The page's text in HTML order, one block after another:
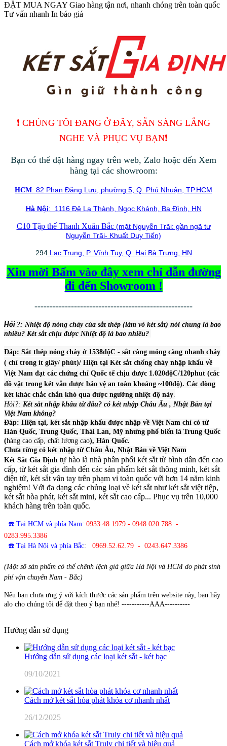
ĐẶT MUA NGAY Giao hàng tận nơi, nhanh chóng trên toàn quốc
Tư vấn nhanh In báo giá
❗️ CHÚNG TÔI ĐANG Ở ĐÂY, SẴN SÀNG LẮNG
NGHE VÀ PHỤC VỤ BẠN❗️
Bạn có thể đặt hàng ngay trên web, Zalo hoặc đến Xem
hàng tại các showroom:
HCM: 82 Phan Đăng Lưu, phường 5, Q. Phú Nhuận, TP.HCM
Hà Nội: 1116 Đê La Thành, Ngọc Khánh, Ba Đình, HN
C10 Tập thể Thanh Xuân Bắc(mặt Nguyễn Trãi: gần ngã tư
Nguyễn Trãi- Khuất Duy Tiến)
294Lạc Trung, P. Vĩnh Tuy, Q. Hai Bà Trưng, HN
Xin mời Bấm vào đây xem chỉ dẫn đường
đi đến Showroom !
----------------------------------------------------
Hỏi ?: Nhiệt độ nóng chảy của sắt thép (làm vỏ két sắt) nói chung là bao
nhiêu? Két sắt chịu được Nhiệt độ là bao nhiêu?
Đáp: Sắt thép nóng chảy ở 1538độC - sắt càng mỏng càng nhanh chảy
( chỉ trong ít giây/ phút)/ Hiện tại Két sắt chống cháy nhập khẩu về
Việt Nam đạt các chứng chỉ Quốc tế chịu được 1.020độC/120phut (các
đồ vật trong két vẫn được bảo vệ an toàn khoảng ~100độ). Các dòng
két khác chắc chắn khó qua được ngưỡng nhiệt độ này
Hỏi?: Két sắt nhập khẩu từ đâu? có két nhập Châu Âu , Nhật Bản tại
Việt Nam không?
Đáp: Hiện tại, két sắt nhập khẩu được nhập về Việt Nam chỉ có từ
Hàn Quốc, Trung Quốc, Thái Lan, Mỹ nhưng phổ biến là Trung Quốc
(hàng cao cấp, chất lượng cao), Hàn Quốc.
Chưa từng có két nhập từ Châu Âu, Nhật Bản về Việt Nam
Két Sắt Gia Định tự hào là nhà phân phối két sắt từ bình dân đến cao
cấp, từ két sắt gia đình đến các sản phẩm két sắt thông minh, két sắt
điện tử, két sắt vân tay trên phạm vi toàn quốc với hơn 14 năm kinh
nghiệm! Với đa dạng các chủng loại về két sắt như két sắt việt tiệp,
két sắt hòa phát, két sắt mini, két sắt cao cấp... Phục vụ trên 10,000
khách hàng trên toàn quốc.
☎️ Tại HCM và phía Nam: 0933.48.1979 - 0948.020.788 -
0283.995.3386
☎️ Tại Hà Nội và phía Bắc: 0969.52.62.79 - 0243.647.3386
(Một số sản phẩm có thể chênh lệch giá giữa Hà Nội và HCM do phát sinh
phí vận chuyển Nam - Bắc)
Nếu bạn chưa ưng ý với kích thước các sản phẩm trên website này, bạn hãy
alo cho chúng tôi để đặt theo ý bạn nhé! -----------AAA----------
Hướng dẫn sử dụng
Hướng dẫn sử dụng các loại két sắt - két bạc
09/10/2021
Cách mở két sắt hòa phát khóa cơ nhanh nhất
26/12/2025
Cách mở khóa két sắt Truly chi tiết và hiệu quả